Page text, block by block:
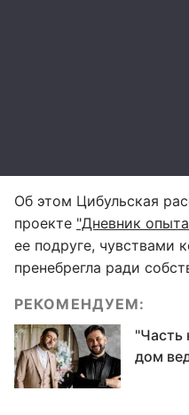
Об этом Цибульская
проекте "Дневник
ее подруге, чувствами
пренебрегла ради
РЕКОМЕНДУЕМ:
"Часть
дом